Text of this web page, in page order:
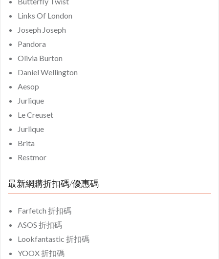
Links Of London
Joseph Joseph
Pandora
Olivia Burton
Daniel Wellington
Aesop
Jurlique
Le Creuset
Jurlique
Brita
Restmor
最新網購折扣碼/優惠碼
Farfetch 折扣碼
ASOS 折扣碼
Lookfantastic 折扣碼
YOOX 折扣碼